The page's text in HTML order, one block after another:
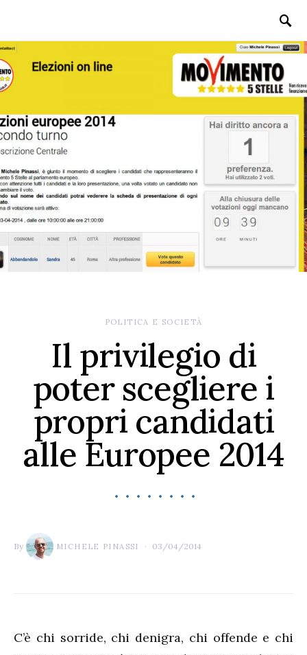
POLITICA E SOCIETÀ
Il privilegio di
poter scegliere i
propri candidati
alle Europee 2014
By MICHELE PINASSI 03/04/2014
C’è chi sorride, chi denigra, chi offende e chi